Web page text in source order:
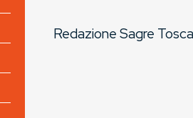
Redazione Sagre